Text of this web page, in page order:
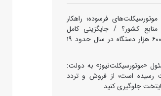
فرسوده؛ راهکار
منابع کشور؟ / جایگزینی کامل
فرسوده‌ها با تولید ۶۰۰ هزار دستگاه در سال حدود ۱۹
«موتورسیکلت‌نیوز» به دولت:
است؛ از فروش و تردد
جلوگیری کنید